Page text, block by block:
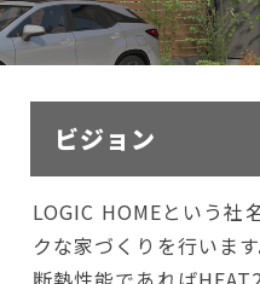
ビジョン
LOGIC HOMEという社
クな家づくりを行います